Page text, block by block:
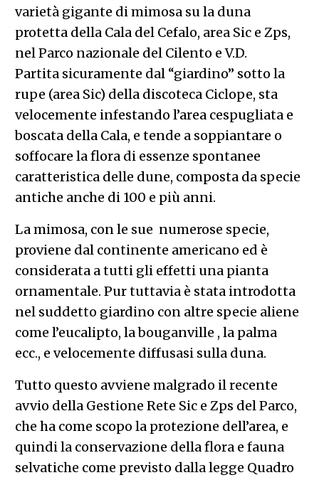
varietà gigante di mimosa su la duna
protetta della Cala del Cefalo, area Sic e Zps,
nel Parco nazionale del Cilento e V.D.
Partita sicuramente dal “giardino” sotto la
rupe (area Sic) della discoteca Ciclope, sta
velocemente infestando l’area cespugliata e
boscata della Cala, e tende a soppiantare o
soffocare la flora di essenze spontanee
caratteristica delle dune, composta da specie
antiche anche di 100 e più anni.
La mimosa, con le sue numerose specie,
proviene dal continente americano ed è
considerata a tutti gli effetti una pianta
ornamentale. Pur tuttavia è stata introdotta
nel suddetto giardino con altre specie aliene
come l’eucalipto, la bouganville , la palma
ecc., e velocemente diffusasi sulla duna.
Tutto questo avviene malgrado il recente
avvio della Gestione Rete Sic e Zps del Parco,
che ha come scopo la protezione dell’area, e
quindi la conservazione della flora e fauna
selvatiche come previsto dalla legge Quadro